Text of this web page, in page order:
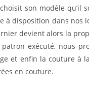
son modèle
à disposition dans nos
devient alors la
exécuté, nous
et enfin la couture à
en couture.